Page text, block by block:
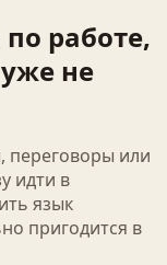
работе,
не
переговоры или
идти в
язык
пригодится в